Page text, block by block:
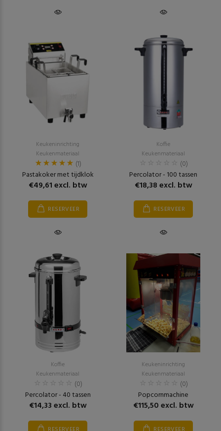
Keukeninrichting
Keukenmateriaal
(1)
Pastakoker met tijdklok
€49,61 excl. btw
RESERVEER
Koffie
Keukenmateriaal
(0)
Percolator - 100 tassen
€18,38 excl. btw
RESERVEER
Koffie
Keukenmateriaal
(0)
Percolator - 40 tassen
€14,33 excl. btw
Keukeninrichting
Keukenmateriaal
(0)
Popcornmachine
€115,50 excl. btw